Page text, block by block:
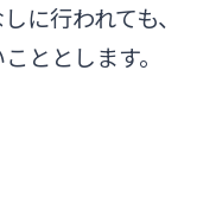
に行われても、
ととします。